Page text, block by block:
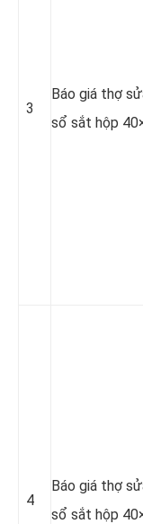
3
Báo giá thợ
sổ sắt hộp
4
Báo giá thợ
sổ sắt hộp